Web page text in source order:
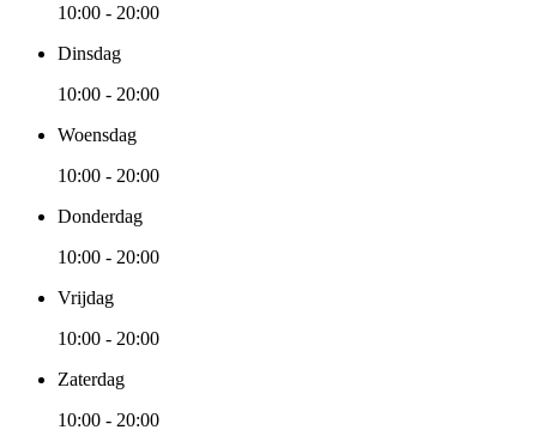
10:00 - 20:00
Dinsdag
10:00 - 20:00
Woensdag
10:00 - 20:00
Donderdag
10:00 - 20:00
Vrijdag
10:00 - 20:00
Zaterdag
10:00 - 20:00